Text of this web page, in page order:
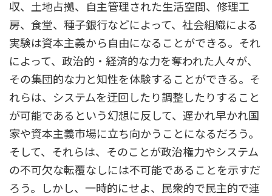
収、土地占拠、自主管理された生活空間、修理工
房、食堂、種子銀行などによって、社会組織による
実験は資本主義から自由になることができる。それ
によって、政治的・経済的な力を奪われた人々が、
その集団的な力と知性を体験することができる。そ
れらは、システムを迂回したり調整したりすること
が可能であるという幻想に反して、遅かれ早かれ国
家や資本主義市場に立ち向かうことになるだろう。
そして、それらは、そのことが政治権力やシステム
の不可欠な転覆なしには不可能であることを示すだ
ろう。しかし、一時的にせよ、民衆的で民主的で連